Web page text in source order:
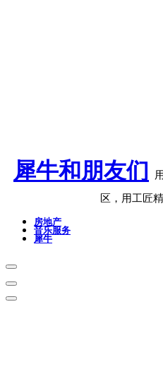
犀牛和朋友们
区，用工匠
房地产
音乐服务
犀牛